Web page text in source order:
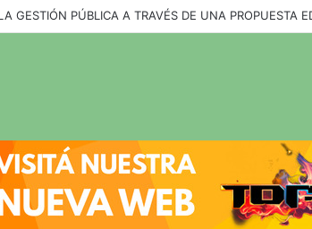
GESTIÓN PÚBLICA A TRAVÉS DE UNA PROPUESTA